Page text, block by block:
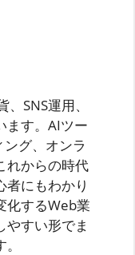
SNS運用、
ます。AIツー
グ、オンラ
れからの時代
者にもわかり
化するWeb業
やすい形でま